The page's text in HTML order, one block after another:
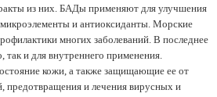
из них. БАДы применяют для улучшения
и антиоксиданты. Морские
многих заболеваний. В последнее
так и для внутреннего применения.
кожи, а также защищающие ее от
предотвращения и лечения вирусных и